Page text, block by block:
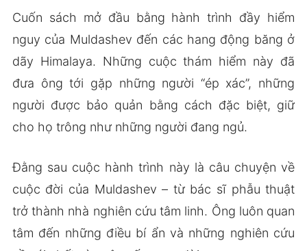
Cuốn sách mở đầu bằng hành trình đầy hiểm
nguy của Muldashev đến các hang động băng ở
dãy Himalaya. Những cuộc thám hiểm này đã
đưa ông tới gặp những người “ép xác”, những
người được bảo quản bằng cách đặc biệt, giữ
cho họ trông như những người đang ngủ.
Đằng sau cuộc hành trình này là câu chuyện về
cuộc đời của Muldashev – từ bác sĩ phẫu thuật
trở thành nhà nghiên cứu tâm linh. Ông luôn quan
tâm đến những điều bí ẩn và những nghiên cứu